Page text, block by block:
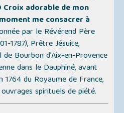
Croix adorable de mon
me consacrer à
par le Révérend Père
1787), Prêtre Jésuite,
Bourbon d’Aix-en-Provence
dans le Dauphiné, avant
1764 du Royaume de France,
spirituels de piété.